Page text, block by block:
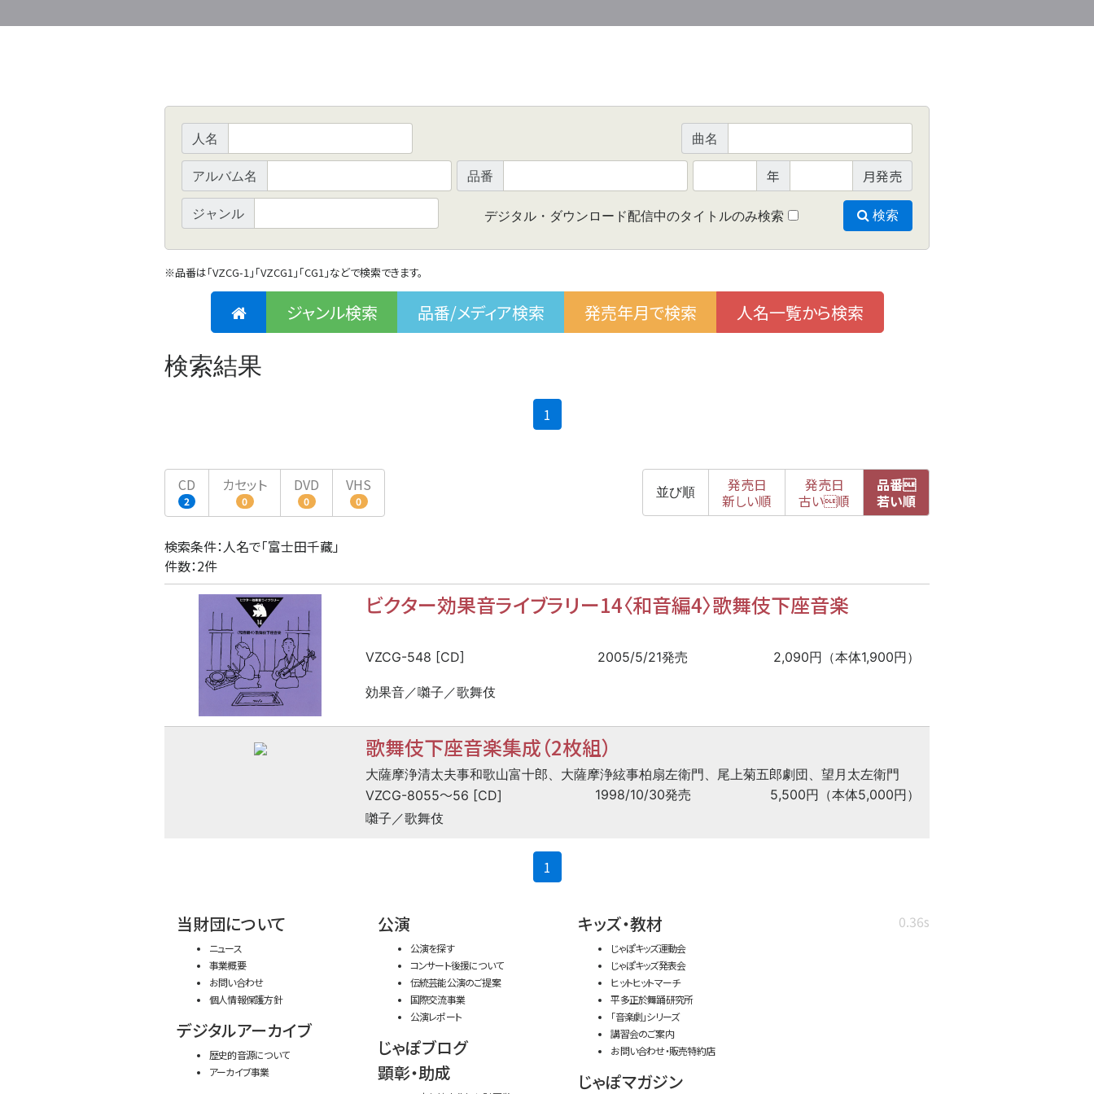
人名 曲名
アルバム名 品番 年 月発売
ジャンル デジタル・ダウンロード配信中のタイトルのみ検索 検索
※品番は「VZCG-1」「VZCG1」「CG1」などで検索できます。
ジャンル検索 品番/メディア検索 発売年月で検索 人名一覧から検索
検索結果
1
CD
2
カセット
0
DVD
0
VHS
0
並び順
発売日
新しい順
発売日
古い順
品番
若い順
検索条件：人名で「富士田千藏」
件数：2件
ビクター効果音ライブラリー14〈和音編4〉歌舞伎下座音楽
VZCG-548 [CD] 2005/5/21発売 2,090円（本体1,900円）
効果音／囃子／歌舞伎
歌舞伎下座音楽集成（2枚組）
大薩摩浄清太夫事和歌山富十郎、大薩摩浄絃事柏扇左衛門、尾上菊五郎劇団、望月太左衛門
VZCG-8055〜56 [CD] 1998/10/30発売
5,500円（本体5,000円）
囃子／歌舞伎
1
0.36s
当財団について
ニュース
事業概要
お問い合わせ
個人情報保護方針
デジタルアーカイブ
歴史的音源について
アーカイブ事業
公演
公演を探す
コンサート後援について
伝統芸能公演のご提案
国際交流事業
公演レポート
じゃぽブログ
顕彰・助成
キッズ・教材
じゃぽキッズ運動会
じゃぽキッズ発表会
ヒットヒットマーチ
平多正於舞踊研究所
「音楽劇」シリーズ
講習会のご案内
お問い合わせ・販売特約店
じゃぽマガジン